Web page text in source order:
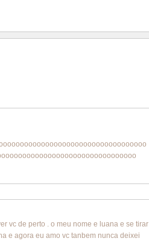
vc de perto . o meu nome e luana e se tirar
e agora eu amo vc tanbem nunca deixei